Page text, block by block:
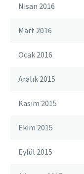
Nisan 2016
Mart 2016
Ocak 2016
Aralık 2015
Kasım 2015
Ekim 2015
Eylül 2015